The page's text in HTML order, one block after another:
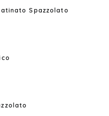
Spazzolato